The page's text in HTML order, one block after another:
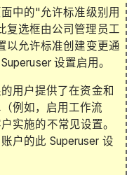
中的"允许标准级别用
复选框由公司管理员工
允许标准创建变更通
设置启用。
用户提供了在资金和
例如，启用工作流
实施的不常见设置。
户的此 Superuser 设